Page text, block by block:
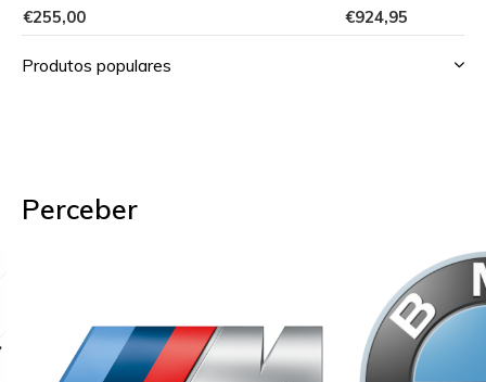
€255,00
€924,95
Produtos populares
Perceber